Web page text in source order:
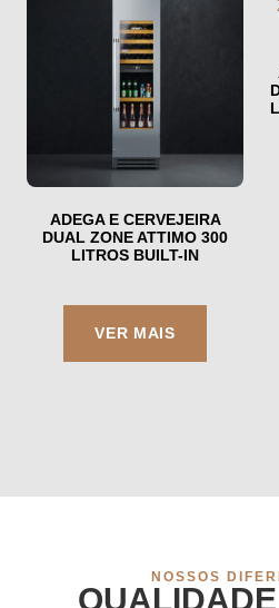
ADEGA E CERVEJEIRA
DUAL ZONE ATTIMO 300
LITROS BUILT-IN
NOSSOS